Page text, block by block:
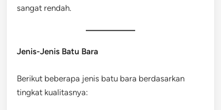
sangat rendah.
Jenis-Jenis Batu Bara
Berikut beberapa jenis batu bara berdasarkan
tingkat kualitasnya: